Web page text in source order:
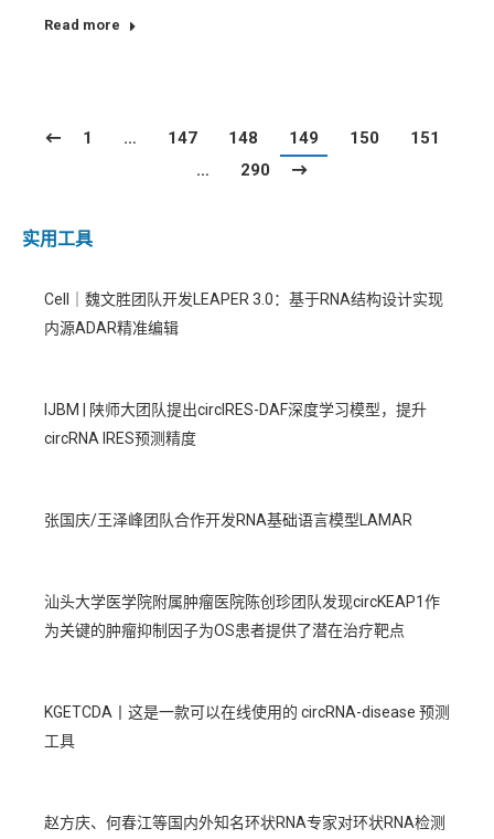
Read more
1 … 147 148 149 150
151
…
290
实用工具
Cell｜魏文胜团队开发LEAPER 3.0：基于RNA结构设计实现
内源ADAR精准编辑
IJBM | 陕师大团队提出circIRES-DAF深度学习模型，提升
circRNA IRES预测精度
张国庆/王泽峰团队合作开发RNA基础语言模型LAMAR
汕头大学医学院附属肿瘤医院陈创珍团队发现circKEAP1作
为关键的肿瘤抑制因子为OS患者提供了潜在治疗靶点
KGETCDA丨这是一款可以在线使用的 circRNA-disease 预测
工具
赵方庆、何春江等国内外知名环状RNA专家对环状RNA检测